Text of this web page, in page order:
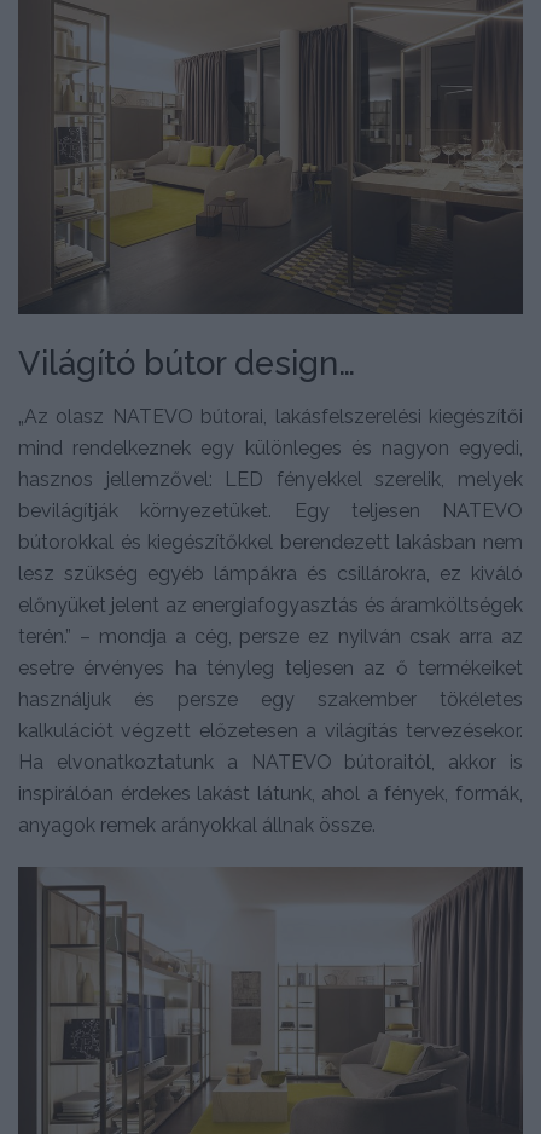
Világító bútor design…
„Az olasz NATEVO bútorai, lakásfelszerelési kiegészítői
mind rendelkeznek egy különleges és nagyon egyedi,
hasznos jellemzővel: LED fényekkel szerelik, melyek
bevilágítják környezetüket. Egy teljesen NATEVO
bútorokkal és kiegészítőkkel berendezett lakásban nem
lesz szükség egyéb lámpákra és csillárokra, ez kiváló
előnyüket jelent az energiafogyasztás és áramköltségek
terén.” – mondja a cég, persze ez nyilván csak arra az
esetre érvényes ha tényleg teljesen az ő termékeiket
használjuk és persze egy szakember tökéletes
kalkulációt végzett előzetesen a világítás tervezésekor.
Ha elvonatkoztatunk a NATEVO bútoraitól, akkor is
inspirálóan érdekes lakást látunk, ahol a fények, formák,
anyagok remek arányokkal állnak össze.